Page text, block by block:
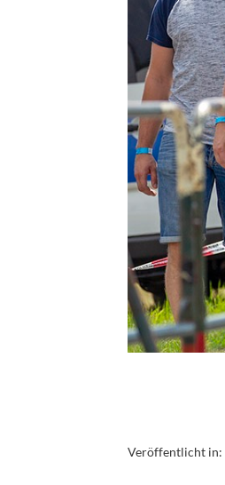
Veröffentlicht in: